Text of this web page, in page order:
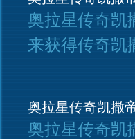
奥拉星传奇凯
来获得传奇凯
奥拉星传奇凯撒
奥拉星传奇凯